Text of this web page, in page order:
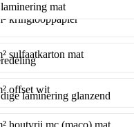
kringlooppapier
sulfaatkarton mat
offset wit
mat
laminering glanzend